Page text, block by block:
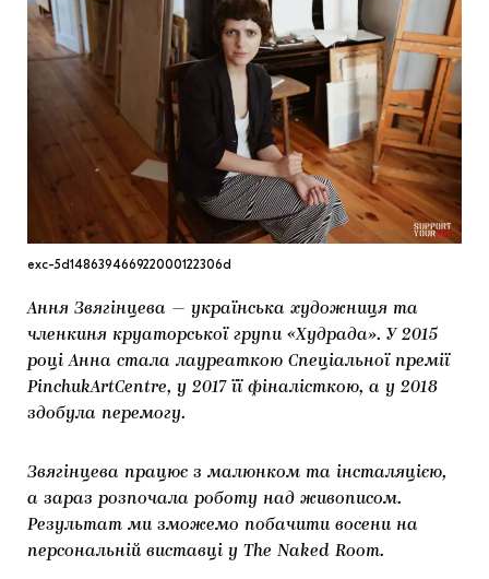
МАРІУПОЛЬСЬКІ МАРГІНАЛІЇ
ДОСЛІДНИЦЬКА ПЛАТФОРМА
ЗАПАЛЕННЯ
CARPATHIAN CULT ПРО РІЗДВЯНІ СВЯТА
exc-5d148639466922000122306d
Ання Звягінцева — українська художниця та
членкиня круаторської групи «Худрада». У 2015
році Анна стала лауреаткою Спеціальної премії
PinchukArtCentre, у 2017 її фіналісткою, а у 2018
здобула перемогу.
Звягінцева працює з малюнком та інсталяцією,
а зараз розпочала роботу над живописом.
Результат ми зможемо побачити восени на
персональній виставці у The Naked Room.